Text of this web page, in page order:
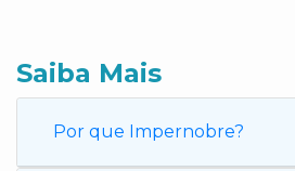
Saiba Mais
Por que Impernobre?